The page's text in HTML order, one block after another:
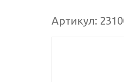
Артикул: